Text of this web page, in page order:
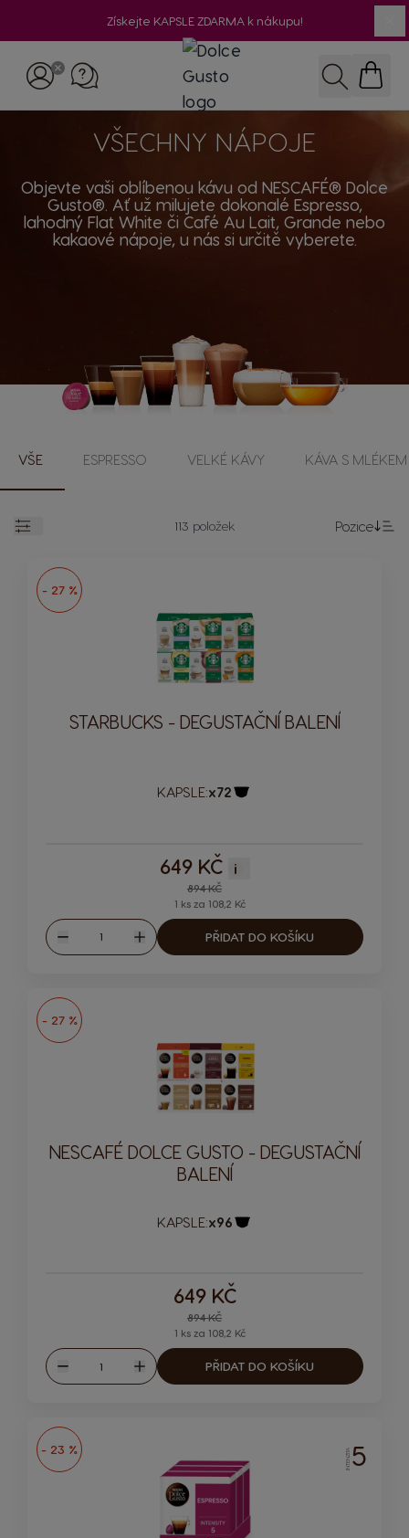
Získejte KAPSLE ZDARMA k nákupu!
Hledat
VŠECHNY NÁPOJE
Objevte vaši oblíbenou kávu od NESCAFÉ® Dolce
Gusto®. Ať už milujete dokonalé Espresso,
lahodný Flat White či Café Au Lait, Grande nebo
kakaové nápoje, u nás si určitě vyberete.
VŠE ESPRESSO VELKÉ KÁVY KÁVA S MLÉKEM
113 položek
Pozice
- 27 %
STARBUCKS - DEGUSTAČNÍ BALENÍ
KAPSLE:x72
Regular Price
894 KČ
649 KČ i
1 ks za 108,2 Kč
Množství
Zvýšit
PŘIDAT DO KOŠÍKU
- 27 %
NESCAFÉ DOLCE GUSTO - DEGUSTAČNÍ
BALENÍ
KAPSLE:x96
Regular Price
894 KČ
649 KČ
1 ks za 108,2 Kč
Množství
Zvýšit
PŘIDAT DO KOŠÍKU
- 23 % INTENZITA5